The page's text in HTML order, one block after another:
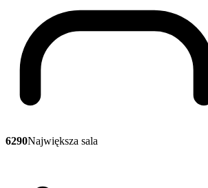
6290Największa sala